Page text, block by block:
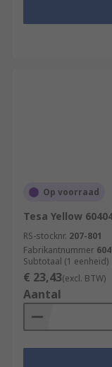
Op voorraad
Tesa Yellow
RS-stocknr. 207-801
Fabrikantnummer
Subtotaal (1 eenheid)
€ 23,43(excl. BTW)
Aantal